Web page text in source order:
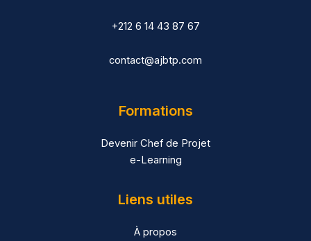
+212 6 14 43 87 67
contact@ajbtp.com
Formations
Devenir Chef de Projet
e-Learning
Liens utiles
À propos